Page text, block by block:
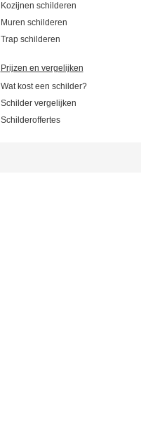
Kozijnen schilderen
Muren schilderen
Trap schilderen
Prijzen en vergelijken
Wat kost een schilder?
Schilder vergelijken
Schilderoffertes